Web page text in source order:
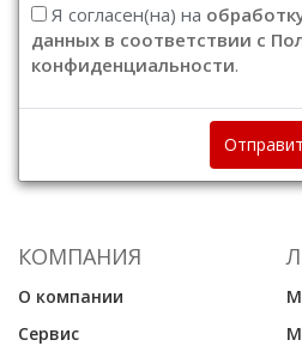
Я согласен(на) на
данных в соответствии с
конфиденциальности.
КОМПАНИЯ
О компании
Сервис